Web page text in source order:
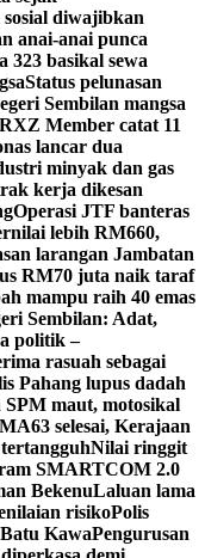
sosial diwajibkan
anai-anai punca
323 basikal sewa
Status pelunasan
Sembilan mangsa
Member catat 11
lancar dua
minyak dan gas
kerja dikesan
Operasi JTF banteras
lebih RM660,
larangan Jambatan
RM70 juta naik taraf
mampu raih 40 emas
Sembilan: Adat,
politik –
rasuah sebagai
Pahang lupus dadah
SPM maut, motosikal
selesai, Kerajaan
Nilai ringgit
SMARTCOM 2.0
BekenuLaluan lama
risikoPolis
KawaPengurusan